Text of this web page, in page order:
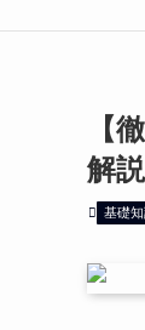
【
解説
基礎